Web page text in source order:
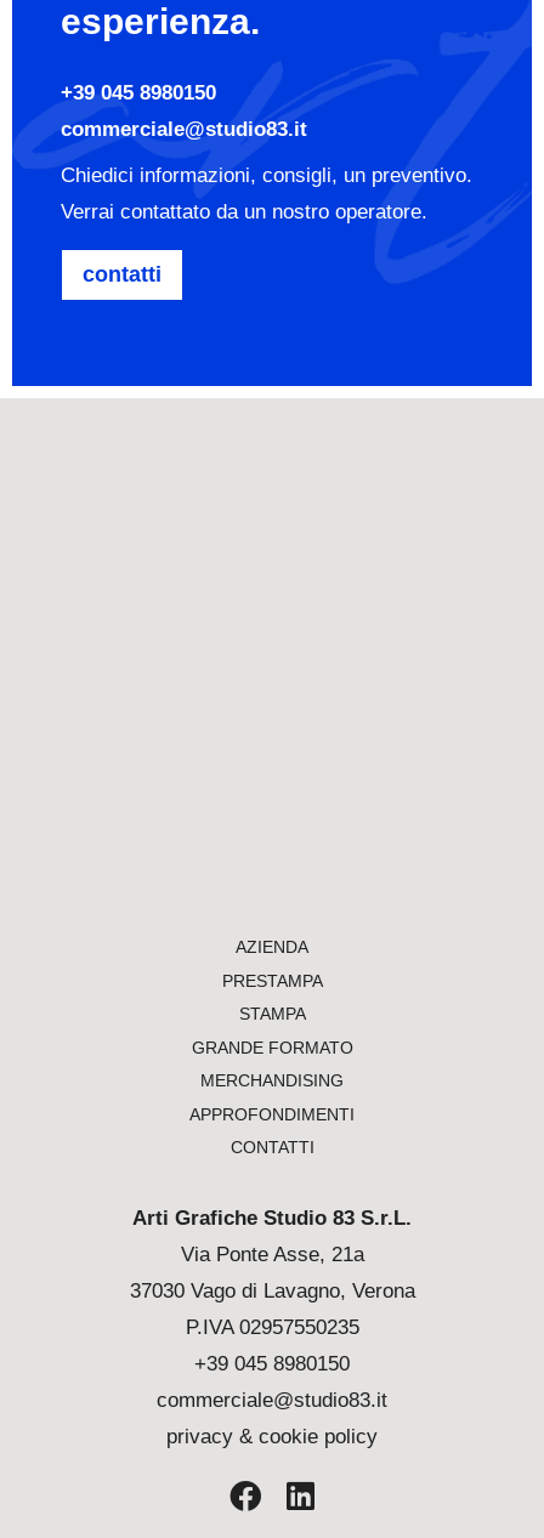
esperienza.
+39 045 8980150
commerciale@studio83.it
Chiedici informazioni, consigli, un preventivo.
Verrai contattato da un nostro operatore.
contatti
AZIENDA
PRESTAMPA
STAMPA
GRANDE FORMATO
MERCHANDISING
APPROFONDIMENTI
CONTATTI
Arti Grafiche Studio 83 S.r.L.
Via Ponte Asse, 21a
37030 Vago di Lavagno, Verona
P.IVA 02957550235
+39 045 8980150
commerciale@studio83.it
privacy & cookie policy